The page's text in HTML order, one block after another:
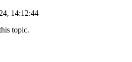
14:12:44
topic.